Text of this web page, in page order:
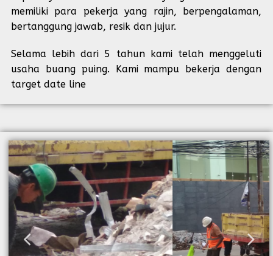
memiliki para pekerja yang rajin, berpengalaman,
bertanggung jawab, resik dan jujur.
Selama lebih dari 5 tahun kami telah menggeluti
usaha buang puing. Kami mampu bekerja dengan
target date line